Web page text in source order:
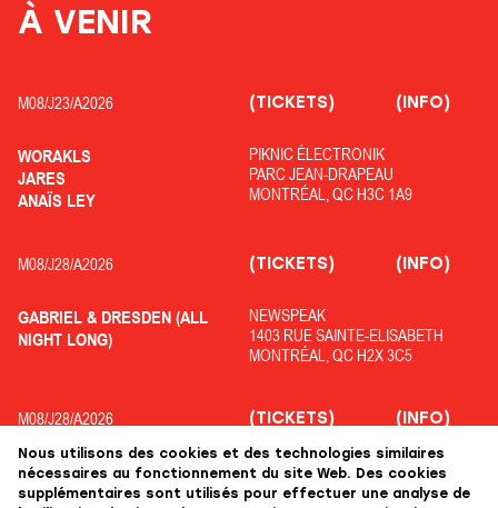
À VENIR
M08/J23/A2026
WORAKLS
JARES
ANAÏS LEY
PIKNIC ÉLECTRONIK
PARC JEAN-DRAPEAU
MONTRÉAL, QC H3C 1A9
(TICKETS) (INFO)
M08/J28/A2026
GABRIEL & DRESDEN (ALL
NIGHT LONG)
NEWSPEAK
1403 RUE SAINTE-ELISABETH
MONTRÉAL, QC H2X 3C5
(TICKETS) (INFO)
M08/J28/A2026
ADRIATIQUE
COLYN
OFF PIKNIC
PARC JEAN-DRAPEAU
(TICKETS) (INFO)
Nous utilisons des cookies et des technologies similaires
nécessaires au fonctionnement du site Web. Des cookies
supplémentaires sont utilisés pour effectuer une analyse de